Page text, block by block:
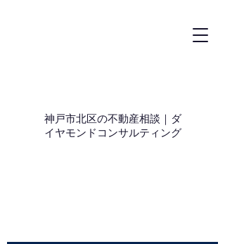
神戸市北区の不動産相談｜ダ
イヤモンドコンサルティング